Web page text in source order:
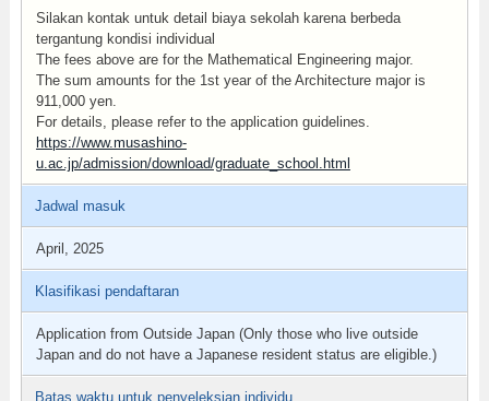
Silakan kontak untuk detail biaya sekolah karena berbeda
tergantung kondisi individual
The fees above are for the Mathematical Engineering major.
The sum amounts for the 1st year of the Architecture major is
911,000 yen.
For details, please refer to the application guidelines.
https://www.musashino-
u.ac.jp/admission/download/graduate_school.html
Jadwal masuk
April, 2025
Klasifikasi pendaftaran
Application from Outside Japan (Only those who live outside
Japan and do not have a Japanese resident status are eligible.)
Batas waktu untuk penyeleksian individu